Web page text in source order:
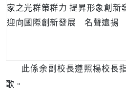
家之光群策群力 提昇形象創
迎向國際創新發展 名聲遠揚
此係余副校長遵照楊校長
歌。